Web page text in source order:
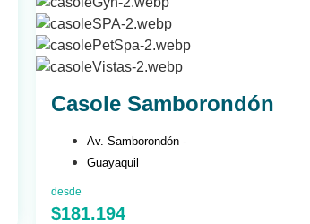
Casole Samborondón
Av. Samborondón -
Guayaquil
desde
$181.194